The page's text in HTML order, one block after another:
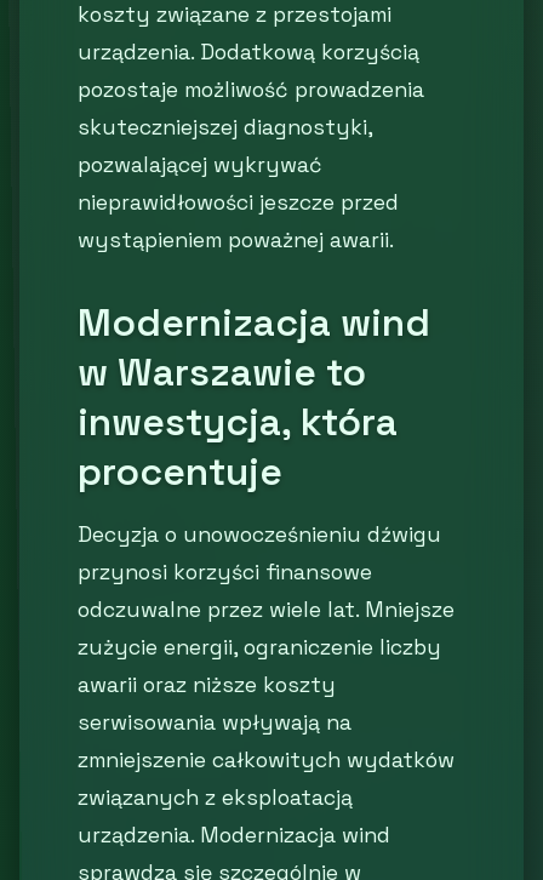
koszty związane z przestojami
urządzenia. Dodatkową korzyścią
pozostaje możliwość prowadzenia
skuteczniejszej diagnostyki,
pozwalającej wykrywać
nieprawidłowości jeszcze przed
wystąpieniem poważnej awarii.
Modernizacja wind
w Warszawie to
inwestycja, która
procentuje
Decyzja o unowocześnieniu dźwigu
przynosi korzyści finansowe
odczuwalne przez wiele lat. Mniejsze
zużycie energii, ograniczenie liczby
awarii oraz niższe koszty
serwisowania wpływają na
zmniejszenie całkowitych wydatków
związanych z eksploatacją
urządzenia. Modernizacja wind
sprawdza się szczególnie w